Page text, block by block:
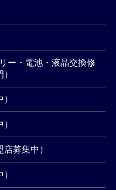
ー・電池・液晶交換修
募集中）